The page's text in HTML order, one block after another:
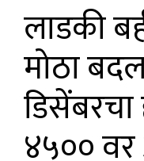
लाडकी
मोठा
डिसेंबरचा
₹४५००